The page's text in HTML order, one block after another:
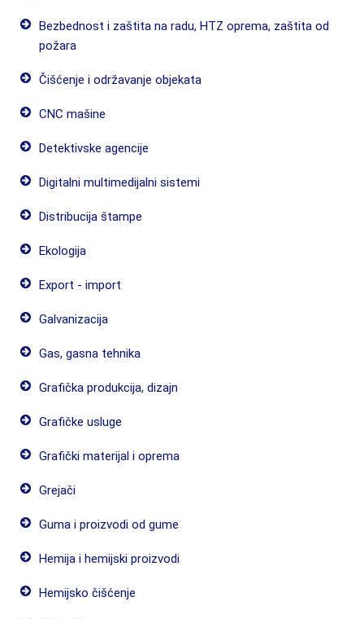
Bezbednost i zaštita na radu, HTZ oprema, zaštita od
požara
Čišćenje i održavanje objekata
CNC mašine
Detektivske agencije
Digitalni multimedijalni sistemi
Distribucija štampe
Ekologija
Export - import
Galvanizacija
Gas, gasna tehnika
Grafička produkcija, dizajn
Grafičke usluge
Grafički materijal i oprema
Grejači
Guma i proizvodi od gume
Hemija i hemijski proizvodi
Hemijsko čišćenje